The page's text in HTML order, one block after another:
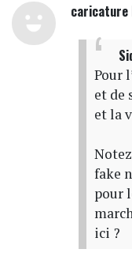
caricature
Pour
et de
et la
fake
pour
ici ?